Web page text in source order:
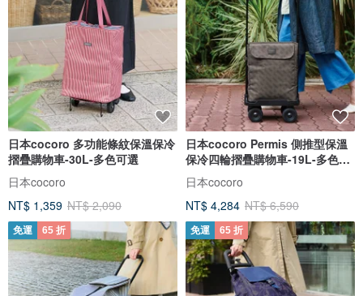
日本cocoro 多功能條紋保溫保冷
摺疊購物車-30L-多色可選
日本cocoro
NT$ 1,359 NT$ 2,090
日本cocoro Permis 側推型保溫
保冷四輪摺疊購物車-19L-多色可
選
日本cocoro
NT$ 4,284 NT$ 6,590
免運 65 折 免運 65 折